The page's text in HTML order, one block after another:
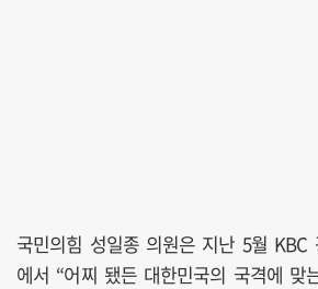
국민의힘 성일종 의원은 지난 5월 KBC
에서 “어찌 됐든 대한민국의 국격에 맞